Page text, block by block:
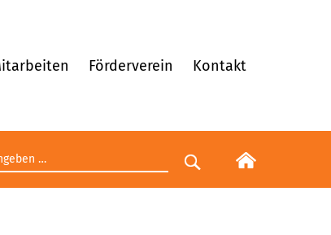
Förderverein Kontakt
Suche starten